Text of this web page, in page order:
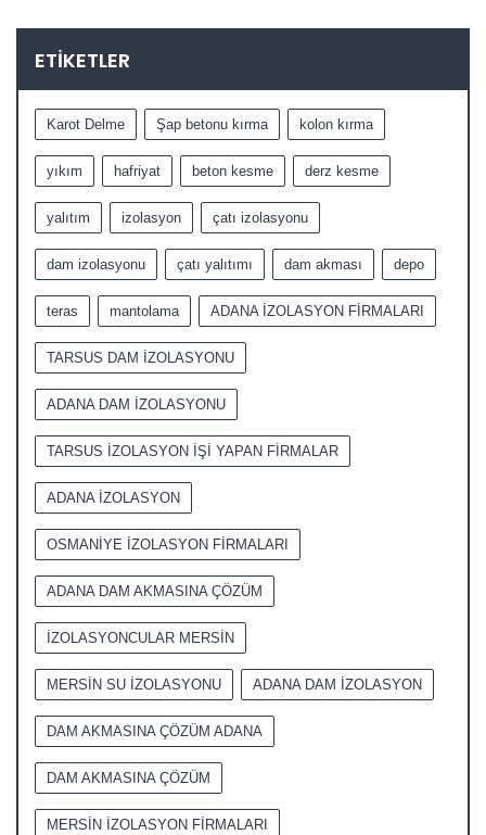
ETIKETLER
Karot Delme Şap betonu kırma kolon kırma
yıkım hafriyat beton kesme derz kesme
yalıtım izolasyon çatı izolasyonu
dam izolasyonu çatı yalıtımı dam akması depo
teras mantolama ADANA İZOLASYON FİRMALARI
TARSUS DAM İZOLASYONU
ADANA DAM İZOLASYONU
TARSUS İZOLASYON İŞİ YAPAN FİRMALAR
ADANA İZOLASYON
OSMANİYE İZOLASYON FİRMALARI
ADANA DAM AKMASINA ÇÖZÜM
İZOLASYONCULAR MERSİN
MERSİN SU İZOLASYONU ADANA DAM İZOLASYON
DAM AKMASINA ÇÖZÜM ADANA
DAM AKMASINA ÇÖZÜM
MERSİN İZOLASYON FİRMALARI